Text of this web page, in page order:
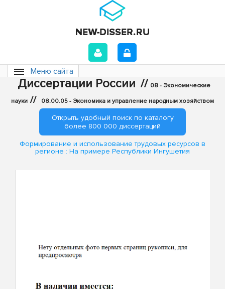
Меню сайта
Диссертации России // 08 - Экономические
науки // 08.00.05 - Экономика и управление народным хозяйством
Открыть удобный поиск по каталогу
более 800 000 диссертаций
Формирование и использование трудовых ресурсов в
регионе : На примере Республики Ингушетия